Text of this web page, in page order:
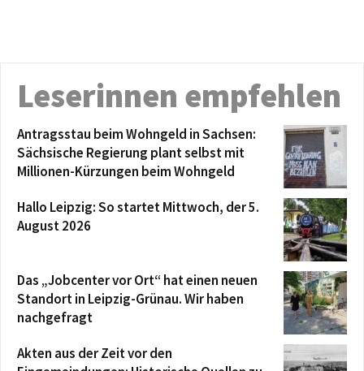
Leserinnen empfehlen
Antragsstau beim Wohngeld in Sachsen:
Sächsische Regierung plant selbst mit
Millionen-Kürzungen beim Wohngeld
Hallo Leipzig: So startet Mittwoch, der 5.
August 2026
Das „Jobcenter vor Ort“ hat einen neuen
Standort in Leipzig-Grünau. Wir haben
nachgefragt
Akten aus der Zeit vor den